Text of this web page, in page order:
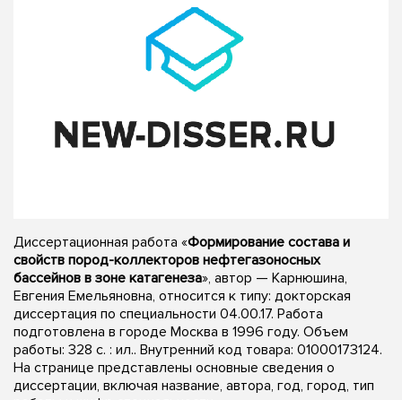
Диссертационная работа «Формирование состава и
свойств пород-коллекторов нефтегазоносных
бассейнов в зоне катагенеза», автор — Карнюшина,
Евгения Емельяновна, относится к типу: докторская
диссертация по специальности 04.00.17. Работа
подготовлена в городе Москва в 1996 году. Объем
работы: 328 с. : ил.. Внутренний код товара: 01000173124.
На странице представлены основные сведения о
диссертации, включая название, автора, год, город, тип